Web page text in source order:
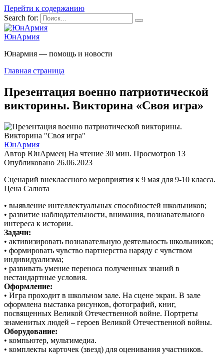
Перейти к содержанию
Search for:
ЮнАрмия
Юнармия — помощь и новости
Главная страница
Презентация военно патриотической
викторины. Викторина «Своя игра»
ЮнАрмия
Автор ЮнАрмеец На чтение 30 мин. Просмотров 13
Опубликовано 26.06.2023
Сценарий внеклассного мероприятия к 9 мая для 9-10 класса.
Цена Салюта
• выявление интеллектуальных способностей школьников;
• развитие наблюдательности, внимания, познавательного
интереса к истории.
Задачи:
• активизировать познавательную деятельность школьников;
• формировать чувство партнерства наряду с чувством
индивидуализма;
• развивать умение переноса полученных знаний в
нестандартные условия.
Оформление:
• Игра проходит в школьном зале. На сцене экран. В зале
оформлена выставка рисунков, фотографий, книг,
посвященных Великой Отечественной войне. Портреты
знаменитых людей – героев Великой Отечественной войны.
Оборудование:
• компьютер, мультимедиа.
• комплекты карточек (звезд) для оценивания участников.